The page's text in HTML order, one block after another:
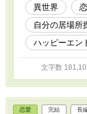
異世界
自分の居場所
ハッピーエン
文字数
恋愛 完結 長